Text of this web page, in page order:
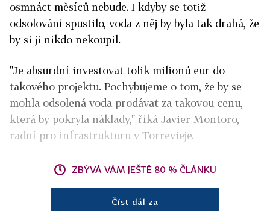
osmnáct měsíců nebude. I kdyby se totiž
odsolování spustilo, voda z něj by byla tak drahá, že
by si ji nikdo nekoupil.
"Je absurdní investovat tolik milionů eur do
takového projektu. Pochybujeme o tom, že by se
mohla odsolená voda prodávat za takovou cenu,
která by pokryla náklady," říká Javier Montoro,
radní pro infrastrukturu v Torrevieje.
ZBÝVÁ VÁM JEŠTĚ 80 % ČLÁNKU
Číst dál za